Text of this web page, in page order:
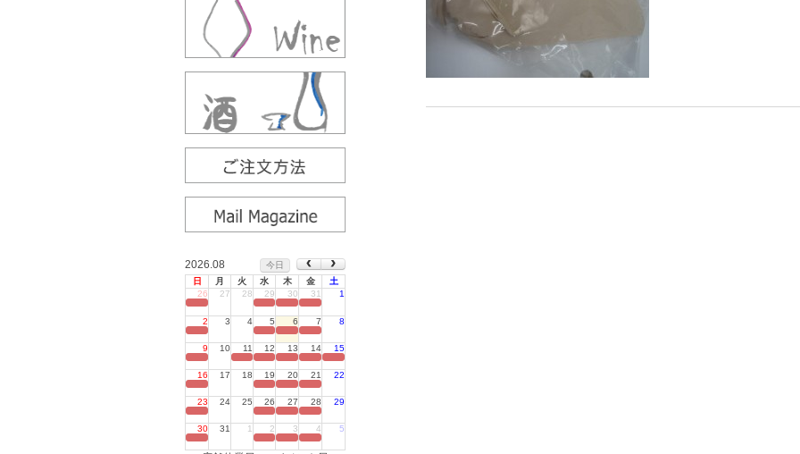
2026.08
今日
日
月 火 水 木 金
土
26
27 28 29 30 31 1
2 3 4 5 6 7 8
9 10 11 12 13 14 15
16 17 18 19 20 21 22
23 24 25 26 27 28 29
30 31 1 2 3 4 5